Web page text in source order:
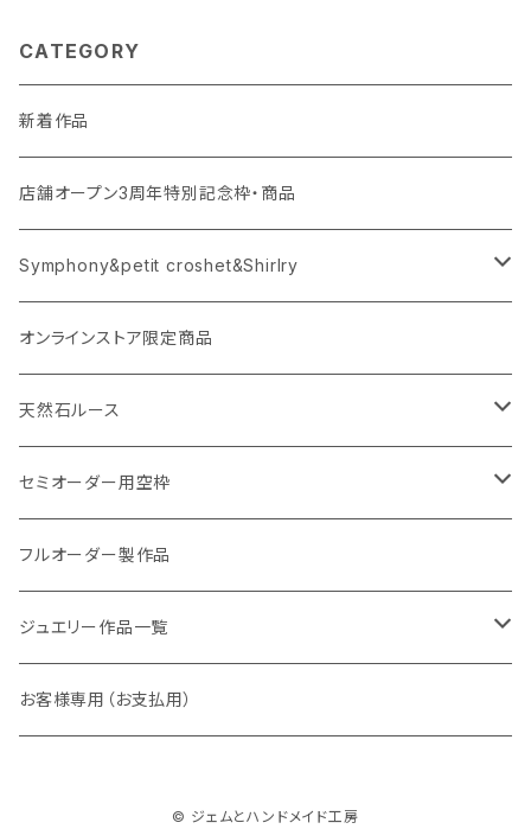
CATEGORY
新着作品
店舗オープン3周年特別記念枠・商品
Symphony&petit croshet&Shirlry
Symphony（シンフォニー）
Petit crochet（プチ・クロシェ）
Shirlry（シアリー）
オンラインストア限定商品
天然石ルース
パライバトルマリン
アレキサンドライト
パパラチアサファイア
グランディエディエライト
セミオーダー用空枠
リング
ラウンド
オーバル
ネックレス・ペンダント
ラウンド
ピアス
フルオーダー製作品
ジュエリー作品一覧
リング
お客様専用（お支払用）
© ジェムとハンドメイド工房